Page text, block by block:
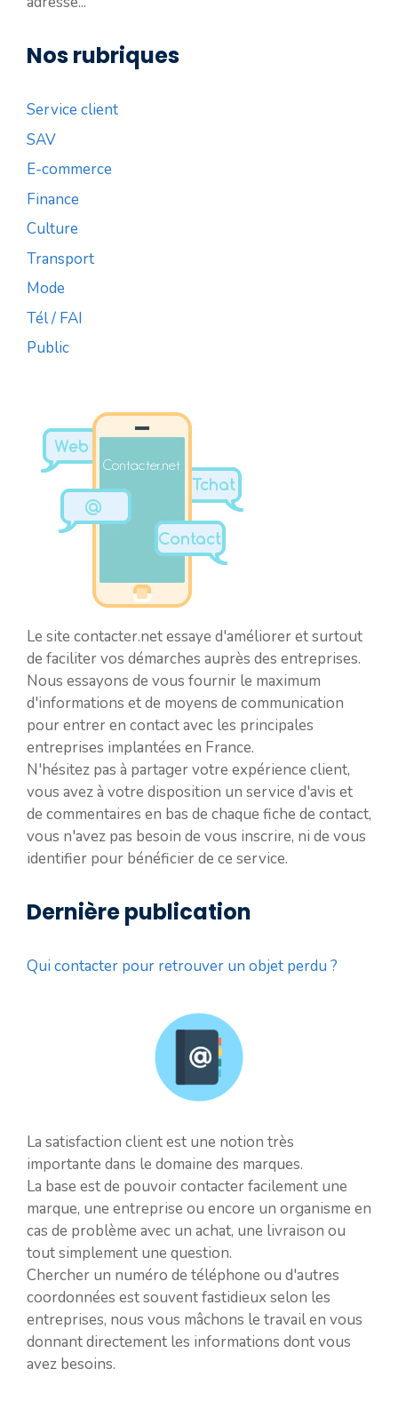
Nos rubriques
Service client
SAV
E-commerce
Finance
Culture
Transport
Mode
Tél / FAI
Public
Le site contacter.net essaye d'améliorer et surtout
de faciliter vos démarches auprès des entreprises.
Nous essayons de vous fournir le maximum
d'informations et de moyens de communication
pour entrer en contact avec les principales
entreprises implantées en France.
N'hésitez pas à partager votre expérience client,
vous avez à votre disposition un service d'avis et
de commentaires en bas de chaque fiche de contact,
vous n'avez pas besoin de vous inscrire, ni de vous
identifier pour bénéficier de ce service.
Dernière publication
Qui contacter pour retrouver un objet perdu ?
La satisfaction client est une notion très
importante dans le domaine des marques.
La base est de pouvoir contacter facilement une
marque, une entreprise ou encore un organisme en
cas de problème avec un achat, une livraison ou
tout simplement une question.
Chercher un numéro de téléphone ou d'autres
coordonnées est souvent fastidieux selon les
entreprises, nous vous mâchons le travail en vous
donnant directement les informations dont vous
avez besoins.